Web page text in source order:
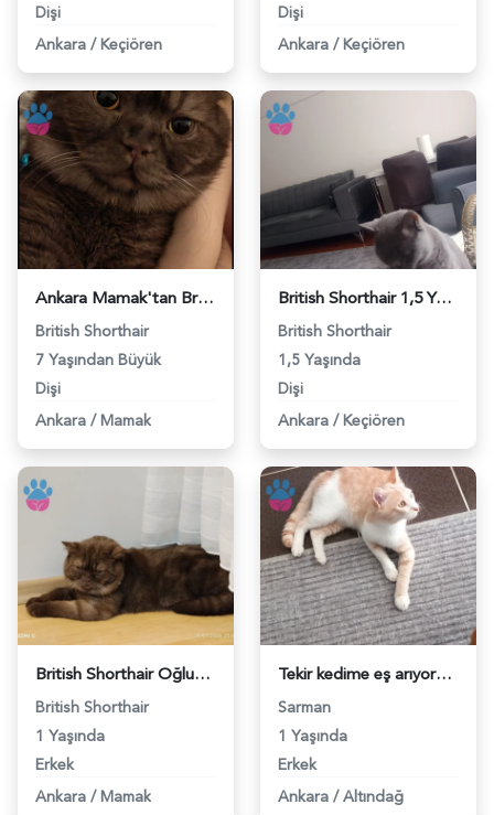
Dişi
Ankara / Keçiören
Dişi
Ankara / Keçiören
Ankara Mamak'tan British Shorthair Eş Arıyor - 118984531
British Shorthair
7 Yaşından Büyük
Dişi
Ankara / Mamak
British Shorthair 1,5 Yaşında Eş Arıyor - 118984520
British Shorthair
1,5 Yaşında
Dişi
Ankara / Keçiören
British Shorthair Oğlumuza eş arıyoruz - 118984509
British Shorthair
1 Yaşında
Erkek
Ankara / Mamak
Tekir kedime eş arıyorun - 118984495
Sarman
1 Yaşında
Erkek
Ankara / Altındağ